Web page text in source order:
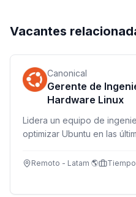
Vacantes
Canonical
Gerente de
Hardware Linux
Lidera un equipo de
optimizar Ubuntu en las
en un rol desafiante y de
Remoto - Latam 🌎